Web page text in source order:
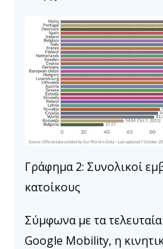
Γράφημα 2: Συνολικοί
κατοίκους
Σύμφωνα με τα
Google Mobility, η